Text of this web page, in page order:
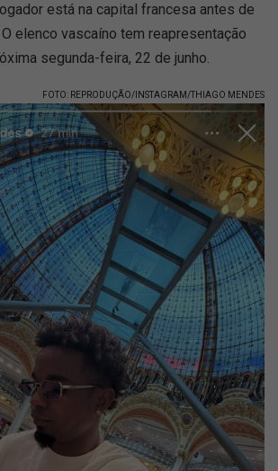
está na capital francesa antes de
elenco vascaíno tem reapresentação
segunda-feira, 22 de junho.
FOTO: REPRODUÇÃO/INSTAGRAM/THIAGO MENDES